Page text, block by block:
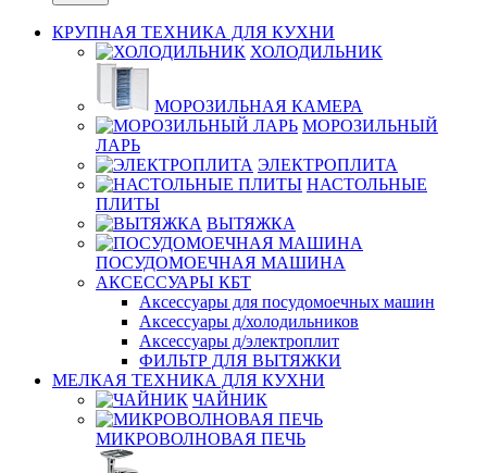
КРУПНАЯ ТЕХНИКА ДЛЯ КУХНИ
ХОЛОДИЛЬНИК
МОРОЗИЛЬНАЯ КАМЕРА
МОРОЗИЛЬНЫЙ
ЛАРЬ
ЭЛЕКТРОПЛИТА
НАСТОЛЬНЫЕ
ПЛИТЫ
ВЫТЯЖКА
ПОСУДОМОЕЧНАЯ МАШИНА
АКСЕССУАРЫ КБТ
Аксессуары для посудомоечных машин
Аксессуары д/холодильников
Аксессуары д/электроплит
ФИЛЬТР ДЛЯ ВЫТЯЖКИ
МЕЛКАЯ ТЕХНИКА ДЛЯ КУХНИ
ЧАЙНИК
МИКРОВОЛНОВАЯ ПЕЧЬ